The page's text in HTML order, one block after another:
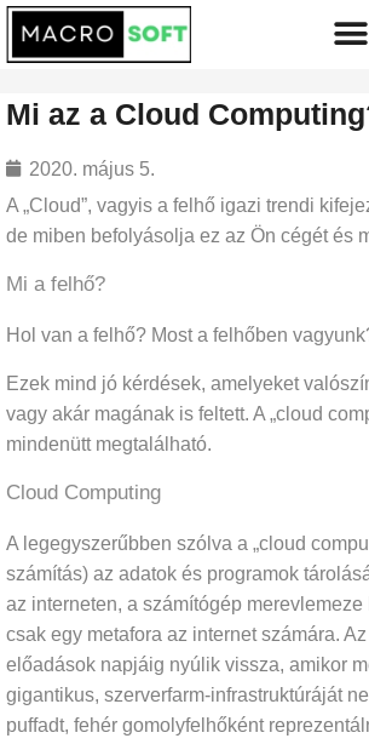
Mi az a Cloud
2020. május 5.
A „Cloud”, vagyis a felhő igazi trendi
de miben befolyásolja ez az Ön cégét és
Mi a felhő?
Hol van a felhő? Most a felhőben
Ezek mind jó kérdések, amelyeket
vagy akár magának is feltett. A „cloud
mindenütt megtalálható.
Cloud Computing
A legegyszerűbben szólva a „cloud
számítás) az adatok és programok
az interneten, a számítógép merevlemeze
csak egy metafora az internet számára.
előadások napjáig nyúlik vissza, amikor
gigantikus, szerverfarm-infrastruktúráját
puffadt, fehér gomolyfelhőként